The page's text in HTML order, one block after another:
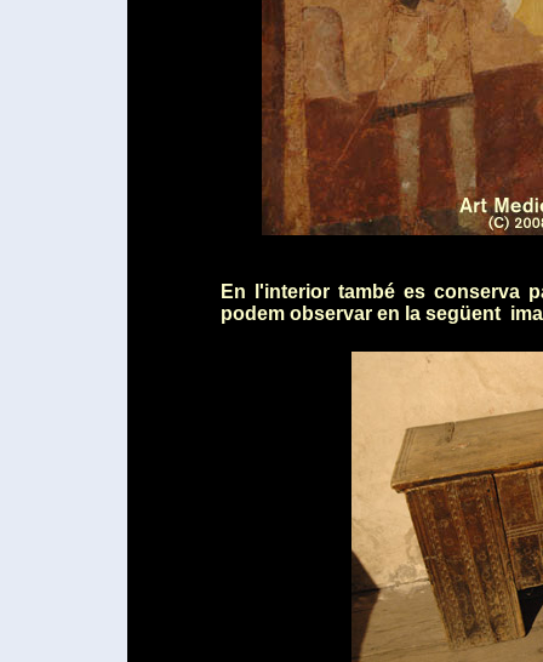
En l'interior també es conserva
podem observar en la següent